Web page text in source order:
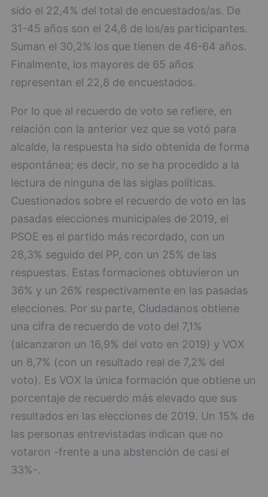
sido el 22,4% del total de encuestados/as. De
31-45 años son el 24,6 de los/as participantes.
Suman el 30,2% los que tienen de 46-64 años.
Finalmente, los mayores de 65 años
representan el 22,8 de encuestados.
Por lo que al recuerdo de voto se refiere, en
relación con la anterior vez que se votó para
alcalde, la respuesta ha sido obtenida de forma
espontánea; es decir, no se ha procedido a la
lectura de ninguna de las siglas políticas.
Cuestionados sobre el recuerdo de voto en las
pasadas elecciones municipales de 2019, el
PSOE es el partido más recordado, con un
28,3% seguido del PP, con un 25% de las
respuestas. Estas formaciones obtuvieron un
36% y un 26% respectivamente en las pasadas
elecciones. Por su parte, Ciudadanos obtiene
una cifra de recuerdo de voto del 7,1%
(alcanzaron un 16,9% del voto en 2019) y VOX
un 8,7% (con un resultado real de 7,2% del
voto). Es VOX la única formación que obtiene un
porcentaje de recuerdo más elevado que sus
resultados en las elecciones de 2019. Un 15% de
las personas entrevistadas indican que no
votaron -frente a una abstención de casi el
33%-.